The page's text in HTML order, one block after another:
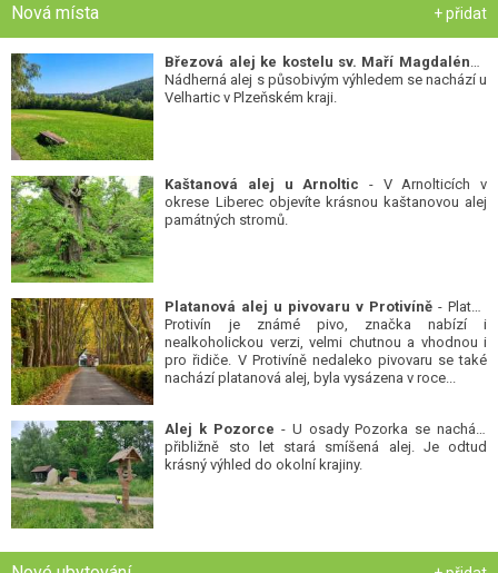
Nová místa + přidat
Nádherná alej s působivým výhledem se nachází u
Velhartic v Plzeňském kraji.
Kaštanová alej u Arnoltic - V Arnolticích v
okrese Liberec objevíte krásnou kaštanovou alej
památných stromů.
Platanová alej u pivovaru v Protivíně - Platan
Protivín je známé pivo, značka nabízí i
nealkoholickou verzi, velmi chutnou a vhodnou i
pro řidiče. V Protivíně nedaleko pivovaru se také
nachází platanová alej, byla vysázena v roce...
Alej k Pozorce - U osady Pozorka se nachází
přibližně sto let stará smíšená alej. Je odtud
krásný výhled do okolní krajiny.